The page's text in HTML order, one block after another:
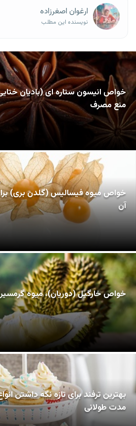
ارغوان اصغرزاده
نویسنده این مطلب
خواص انیسون ستاره ای (بادیان
منع مصرف
خواص میوه فیسالیس (گلدن بری)
آن
خواص خارگیل (دوریان)، میوه
بهترین ترفند برای تازه نگه داشتن
مدت طولانی